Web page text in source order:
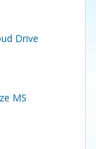
Drive
MS